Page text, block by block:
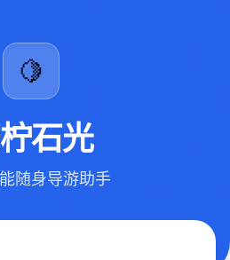
🍋
石光
随身导游助手